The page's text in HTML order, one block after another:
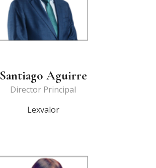
Santiago Aguirre
Director Principal
Lexvalor